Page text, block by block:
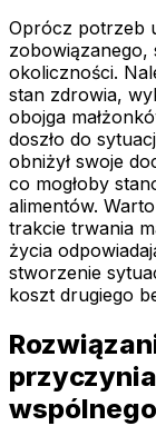
Oprócz potrzeb
zobowiązanego,
okoliczności.
stan zdrowia,
obojga
doszło do
obniżył swoje
co mogłoby
alimentów.
trakcie trwania
życia
stworzenie
koszt drugiego